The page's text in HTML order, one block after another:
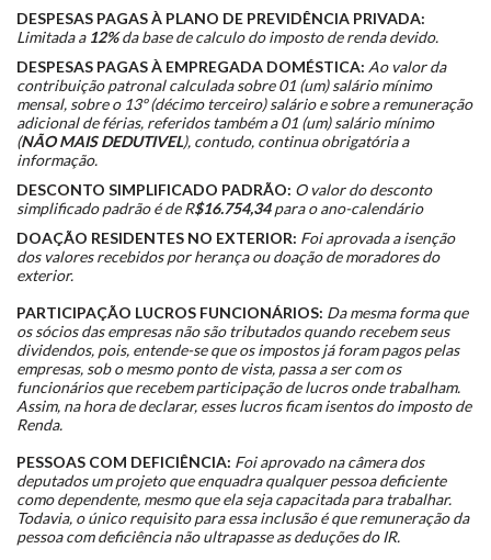
DESPESAS PAGAS À PLANO DE PREVIDÊNCIA PRIVADA:
Limitada a 12%da base de calculo do imposto de renda devido.
DESPESAS PAGAS À EMPREGADA DOMÉSTICA: Ao valor da
contribuição patronal calculada sobre 01 (um) salário mínimo
mensal, sobre o 13º (décimo terceiro) salário e sobre a remuneração
adicional de férias, referidos também a 01 (um) salário mínimo
(NÃO MAIS DEDUTIVEL), contudo, continua obrigatória a
informação.
DESCONTO SIMPLIFICADO PADRÃO: O valor do desconto
simplificado padrão é de R$16.754,34para o ano-calendário
DOAÇÃO RESIDENTES NO EXTERIOR: Foi aprovada a isenção
dos valores recebidos por herança ou doação de moradores do
exterior.
PARTICIPAÇÃO LUCROS FUNCIONÁRIOS: Da mesma forma que
os sócios das empresas não são tributados quando recebem seus
dividendos, pois, entende-se que os impostos já foram pagos pelas
empresas, sob o mesmo ponto de vista, passa a ser com os
funcionários que recebem participação de lucros onde trabalham.
Assim, na hora de declarar, esses lucros ficam isentos do imposto de
Renda.
PESSOAS COM DEFICIÊNCIA: Foi aprovado na câmera dos
deputados um projeto que enquadra qualquer pessoa deficiente
como dependente, mesmo que ela seja capacitada para trabalhar.
Todavia, o único requisito para essa inclusão é que remuneração da
pessoa com deficiência não ultrapasse as deduções do IR.